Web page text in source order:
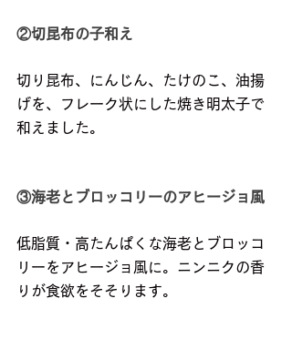
②切昆布の子和え
切り昆布、にんじん、たけのこ、油揚
げを、フレーク状にした焼き明太子で
和えました。
③海老とブロッコリーのアヒージョ風
低脂質・高たんぱくな海老とブロッコ
リーをアヒージョ風に。ニンニクの香
りが食欲をそそります。